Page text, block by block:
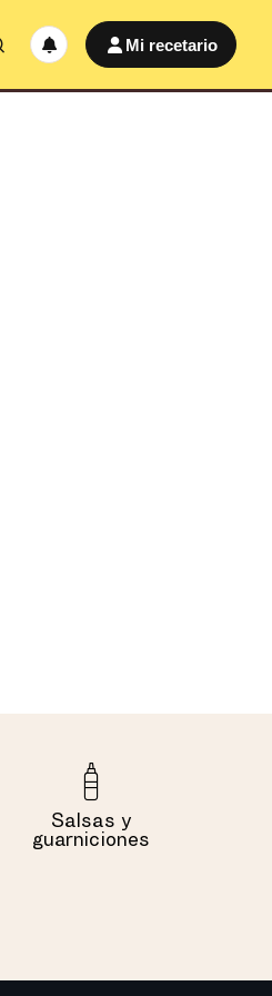
Mi recetario
Salsas y
guarniciones